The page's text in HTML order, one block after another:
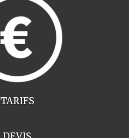
TARIFS